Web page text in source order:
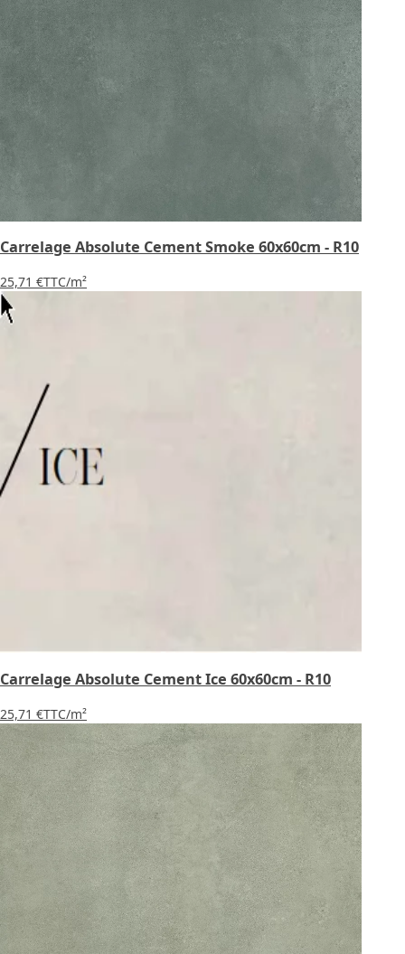
Carrelage Absolute Cement Smoke 60x60cm - R10
25,71 €TTC/m²
Carrelage Absolute Cement Ice 60x60cm - R10
25,71 €TTC/m²